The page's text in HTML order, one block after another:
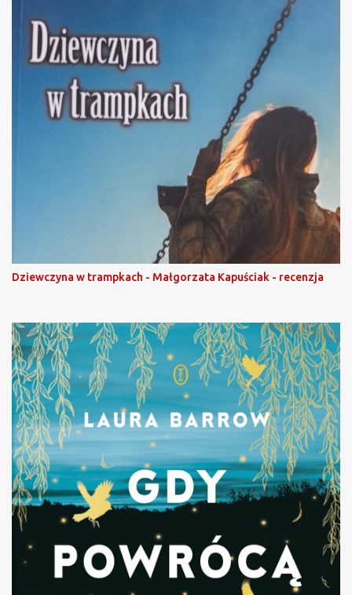
Dziewczyna w trampkach - Małgorzata Kapuściak - recenzja